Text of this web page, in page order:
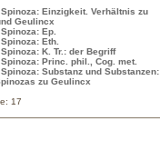
Einzigkeit. Verhältnis zu
Geulincx
Ep.
Eth.
K. Tr.: der Begriff
Princ. phil., Cog. met.
Substanz und Substanzen:
zu Geulincx
17